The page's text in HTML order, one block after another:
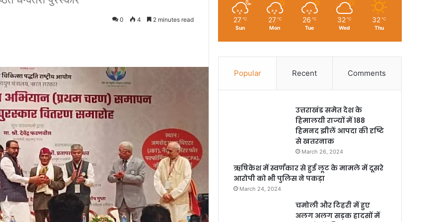
0 4 2 minutes read 27 ℃
Sun
27 ℃
Mon
26 ℃
Tue
32 ℃
Wed
32 ℃
Thu
Popular Recent Comments
उत्तराखंड समेत देश के
हिमालयी राज्यों में 188
हिमनद झीलें आपदा की दृष्टि
से खतरनाक
March 26, 2024
ऋषिकेश में स्वर्णकार से हुई लूट के मामले में दूसरे
आरोपी को भी पुलिस ने पकड़ा
March 24, 2024
चमोली और टिहरी में हुए
अलग अलग सड़क हादसों में